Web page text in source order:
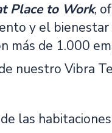
Place to Work,
y el
más de 1.000
nuestro Vibra
las